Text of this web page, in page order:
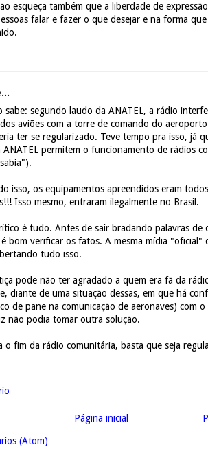
esqueça também que a liberdade de
falar e fazer o que desejar e na forma
sabe: segundo laudo da ANATEL, a rádio
aviões com a torre de comando do
ter se regularizado. Teve tempo pra isso, já
ANATEL permitem o funcionamento de rádios
isso, os equipamentos apreendidos eram
Isso mesmo, entraram ilegalmente no Brasil.
é tudo. Antes de sair bradando palavras de
bom verificar os fatos. A mesma mídia "oficial"
tudo isso.
pode não ter agradado a quem era fã da
diante de uma situação dessas, em que há
de pane na comunicação de aeronaves) com
não podia tomar outra solução.
o fim da rádio comunitária, basta que seja
Página inicial
(Atom)